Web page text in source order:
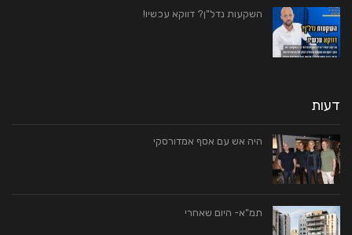
השקעות נדל"ן? דווקא עכשיו!
דעות
היה אש עם אסף אמדורסקי
תמ"א- היום שאחרי